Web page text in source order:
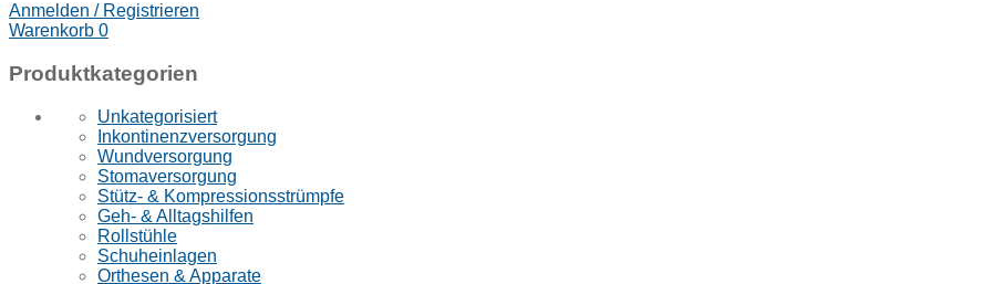
Anmelden / Registrieren
Warenkorb 0
Produktkategorien
Unkategorisiert
Inkontinenzversorgung
Wundversorgung
Stomaversorgung
Stütz- & Kompressionsstrümpfe
Geh- & Alltagshilfen
Rollstühle
Schuheinlagen
Orthesen & Apparate